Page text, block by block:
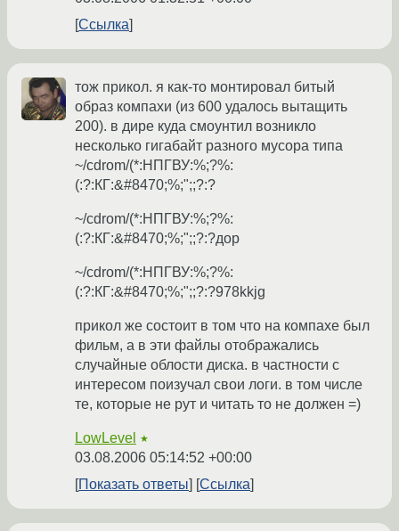
Ссылка
тож прикол. я как-то монтировал битый
образ компахи (из 600 удалось вытащить
200). в дире куда смоунтил возникло
несколько гигабайт разного мусора типа
~/cdrom/(*:НПГВУ:%;?%:
(:?:КГ:&#8470;%;";;?:?
~/cdrom/(*:НПГВУ:%;?%:
(:?:КГ:&#8470;%;";;?:?дор
~/cdrom/(*:НПГВУ:%;?%:
(:?:КГ:&#8470;%;";;?:?978kkjg
прикол же состоит в том что на компахе был
фильм, а в эти файлы отображались
случайные облости диска. в частности с
интересом поизучал свои логи. в том числе
те, которые не рут и читать то не должен =)
LowLevel ★
03.08.2006 05:14:52 +00:00
Показать ответы
Ссылка